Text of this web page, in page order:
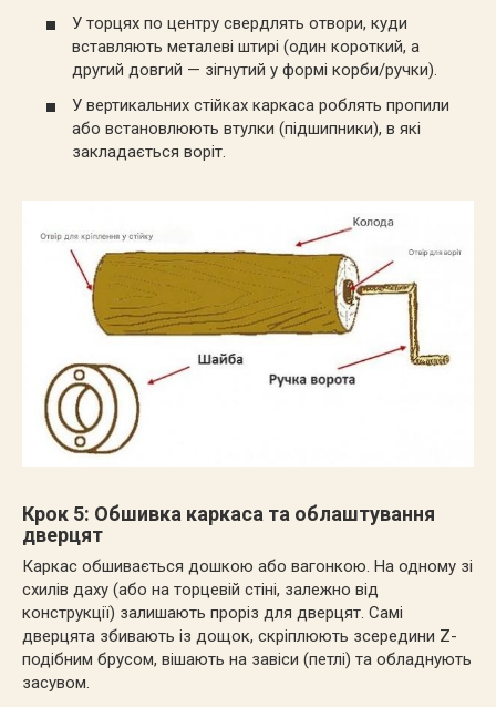
У торцях по центру свердлять отвори, куди
вставляють металеві штирі (один короткий, а
другий довгий — зігнутий у формі корби/ручки).
У вертикальних стійках каркаса роблять пропили
або встановлюють втулки (підшипники), в які
закладається воріт.
Крок 5: Обшивка каркаса та облаштування
дверцят
Каркас обшивається дошкою або вагонкою. На одному зі
схилів даху (або на торцевій стіні, залежно від
конструкції) залишають проріз для дверцят. Самі
дверцята збивають із дощок, скріплюють зсередини Z-
подібним брусом, вішають на завіси (петлі) та обладнують
засувом.